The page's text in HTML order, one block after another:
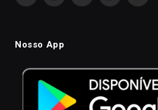
Nosso App